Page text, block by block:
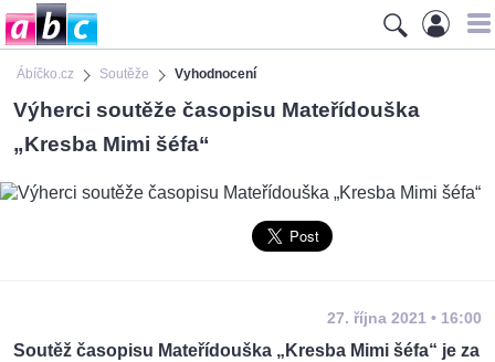
Ábíčko.cz Soutěže Vyhodnocení
Výherci soutěže časopisu Mateřídouška
„Kresba Mimi šéfa“
27. října 2021 • 16:00
Soutěž časopisu Mateřídouška „Kresba Mimi šéfa“ je za